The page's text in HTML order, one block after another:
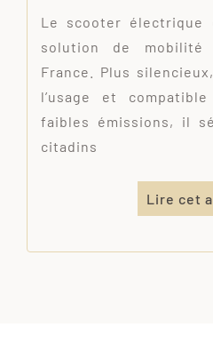
Le scooter électrique
solution de mobilité
France. Plus
l’usage et
faibles émissions, il
citadins
Lire cet